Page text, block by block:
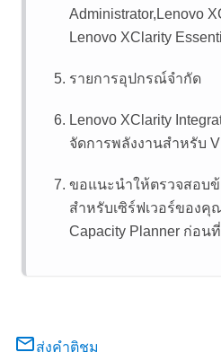
Administrator, Lenovo
Lenovo XClarity
รายการอุปกรณ์จำกัด
Lenovo XClarity
จัดการพลังงานสำหรับ
ขอแนะนำให้ตรวจสอบ
สำหรับเซิร์ฟเวอร์ของคุ
Capacity Planner ก่อน
ส่งคำติชม